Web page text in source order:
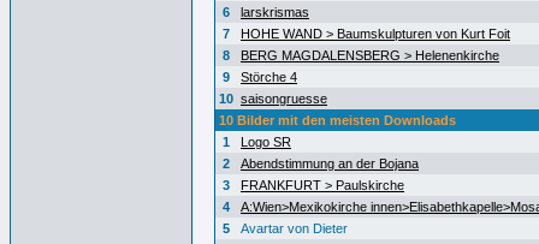
6
larskrismas
7
HOHE WAND > Baumskulpturen von Kurt Foit
8
BERG MAGDALENSBERG > Helenenkirche
9
Störche 4
10 saisongruesse
10 Bilder mit den meisten Downloads
1
Logo SR
2
Abendstimmung an der Bojana
3
FRANKFURT > Paulskirche
4
A:Wien>Mexikokirche
5
Avartar von Dieter